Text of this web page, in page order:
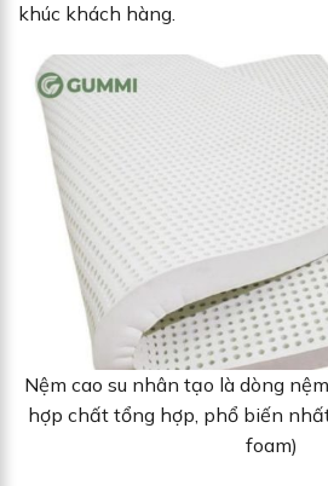
khúc khách hàng.
Nệm cao su nhân tạo là dòng
hợp chất tổng hợp, phổ biến
foam)